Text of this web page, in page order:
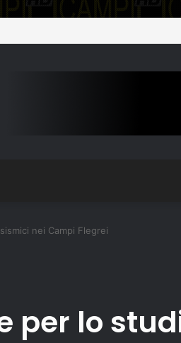
nei Campi Flegrei
per lo